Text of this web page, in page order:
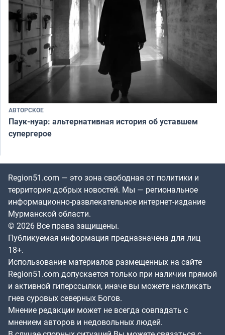
АВТОРСКОЕ
Паук-нуар: альтернативная история об уставшем
супергерое
Region51.com — это зона свободная от политики и
территория добрых новостей. Мы — региональное
информационно-развлекательное интернет-издание
Мурманской области.
© 2026 Все права защищены.
Публикуемая информация предназначена для лиц
18+.
Использование материалов размещенных на сайте
Region51.com допускается только при наличии прямой
и активной гиперссылки, иначе вы можете накликать
гнев суровых северных Богов.
Мнение редакции может не всегда совпадать с
мнением авторов и недовольных людей.